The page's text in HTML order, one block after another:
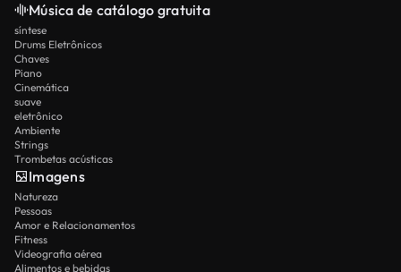
Música de catálogo gratuita
síntese
Drums Eletrônicos
Chaves
Piano
Cinemática
suave
eletrônico
Ambiente
Strings
Trombetas acústicas
Imagens
Natureza
Pessoas
Amor e Relacionamentos
Fitness
Videografia aérea
Alimentos e bebidas